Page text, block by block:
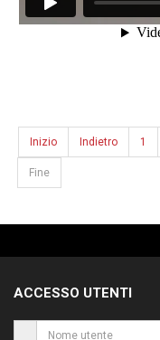
Inizio Indietro 1
Fine
ACCESSO UTENTI